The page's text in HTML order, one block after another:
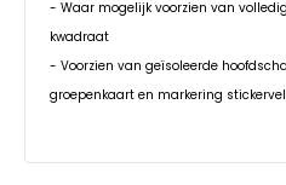
- Waar mogelijk voorzien van
kwadraat
- Voorzien van geïsoleerde
groepenkaart en markering stickervel